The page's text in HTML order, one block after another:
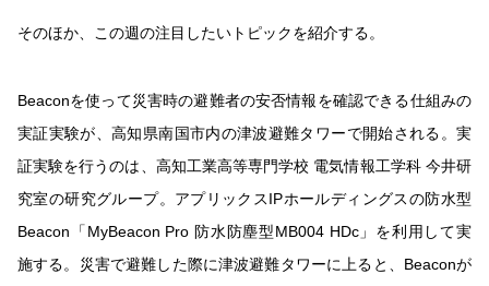
そのほか、この週の注目したいトピックを紹介する。
Beaconを使って災害時の避難者の安否情報を確認できる仕組みの
実証実験が、高知県南国市内の津波避難タワーで開始される。実
証実験を行うのは、高知工業高等専門学校 電気情報工学科 今井研
究室の研究グループ。アプリックスIPホールディングスの防水型
Beacon「MyBeacon Pro 防水防塵型MB004 HDc」を利用して実
施する。災害で避難した際に津波避難タワーに上ると、Beaconが